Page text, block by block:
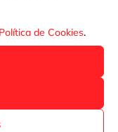
Política de Cookies.